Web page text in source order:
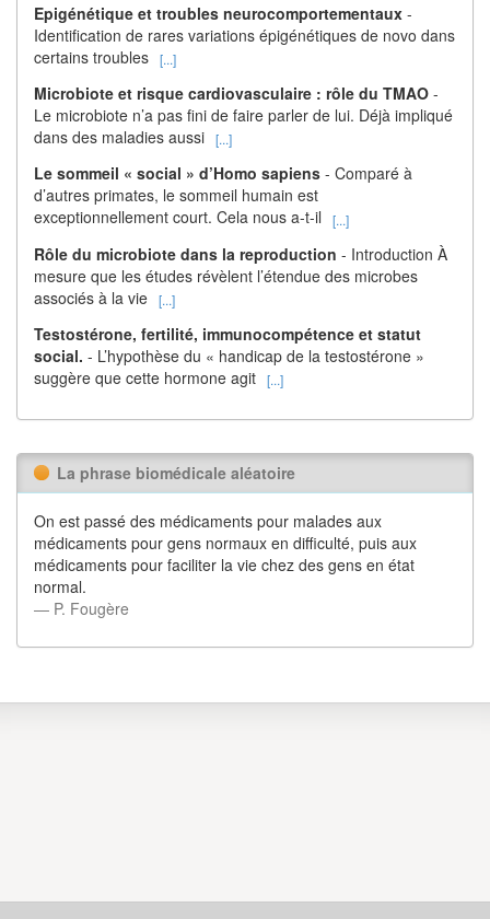
Epigénétique et troubles neurocomportementaux -
Identification de rares variations épigénétiques de novo dans
certains troubles [...]
Microbiote et risque cardiovasculaire : rôle du TMAO -
Le microbiote n’a pas fini de faire parler de lui. Déjà impliqué
dans des maladies aussi [...]
Le sommeil « social » d’Homo sapiens - Comparé à
d’autres primates, le sommeil humain est
exceptionnellement court. Cela nous a-t-il
[...]
Rôle du microbiote dans la reproduction - Introduction À
mesure que les études révèlent l’étendue des microbes
associés à la vie [...]
Testostérone, fertilité, immunocompétence et statut
social. - L’hypothèse du « handicap de la testostérone »
suggère que cette hormone agit [...]
La phrase biomédicale aléatoire
On est passé des médicaments pour malades aux
médicaments pour gens normaux en difficulté, puis aux
médicaments pour faciliter la vie chez des gens en état
normal.
― P. Fougère